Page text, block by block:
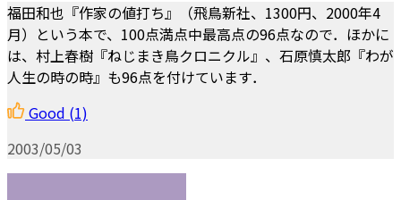
福田和也『作家の値打ち』（飛鳥新社、1300円、2000年4
月）という本で、100点満点中最高点の96点なので．ほかに
は、村上春樹『ねじまき鳥クロニクル』、石原慎太郎『わが
人生の時の時』も96点を付けています．
Good (1)
2003/05/03